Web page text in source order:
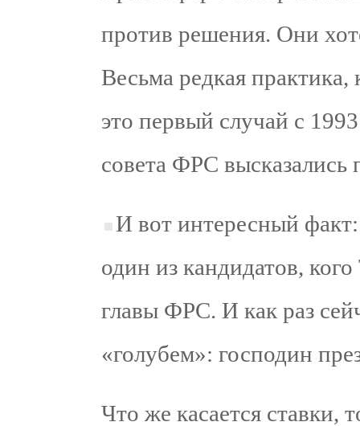
против решения. Они
Весьма редкая практика,
это первый случай с
совета ФРС высказались
И вот интересный
один из кандидатов,
главы ФРС. И как раз
«голубем»: господин
Что же касается ставки,